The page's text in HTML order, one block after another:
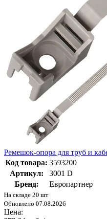
Ремешок-опора для труб и
Код товара: 3593200
Артикул:
3001 D
Бренд:
Европартнер
На складе 20 шт
Обновлено 07.08.2026
Цена: